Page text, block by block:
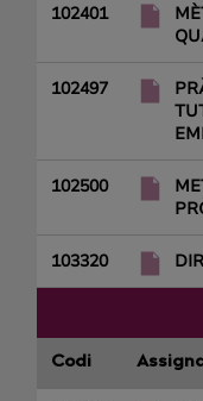
102401
102497
102500
103320
Codi